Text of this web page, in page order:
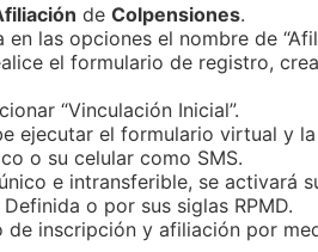
de Colpensiones.
las opciones el nombre de
el formulario de registro,
“Vinculación Inicial”.
ejecutar el formulario virtual y
o su celular como SMS.
e intransferible, se activará
o por sus siglas RPMD.
inscripción y afiliación por